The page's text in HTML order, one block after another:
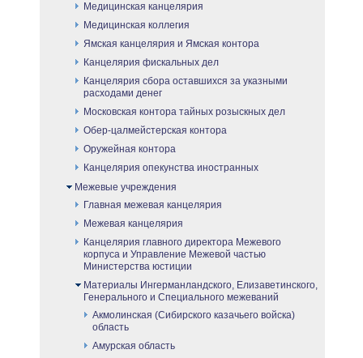
Медицинская канцелярия
Медицинская коллегия
Ямская канцелярия и Ямская контора
Канцелярия фискальных дел
Канцелярия сбора оставшихся за указными
расходами денег
Московская контора тайных розыскных дел
Обер-цалмейстерская контора
Оружейная контора
Канцелярия опекунства иностранных
Межевые учреждения
Главная межевая канцелярия
Межевая канцелярия
Канцелярия главного директора Межевого
корпуса и Управление Межевой частью
Министерства юстиции
Материалы Ингерманландского, Елизаветинского,
Генерального и Специального межеваний
Акмолинская (Сибирского казачьего войска)
область
Амурская область